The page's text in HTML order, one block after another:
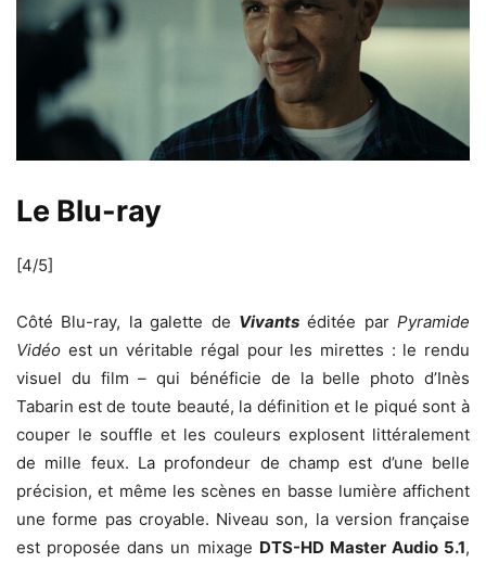
Le Blu-ray
[4/5]
Côté Blu-ray, la galette de Vivantséditée parPyramide
Vidéo est un véritable régal pour les mirettes : le rendu
visuel du film – qui bénéficie de la belle photo d’Inès
Tabarin est de toute beauté, la définition et le piqué sont à
couper le souffle et les couleurs explosent littéralement
de mille feux. La profondeur de champ est d’une belle
précision, et même les scènes en basse lumière affichent
une forme pas croyable. Niveau son, la version française
est proposée dans un mixage DTS-HD Master Audio 5.1,